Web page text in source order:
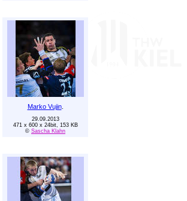
Marko Vujin.
29.09.2013
471 x 600 x 24bit, 153 KB
© Sascha Klahn